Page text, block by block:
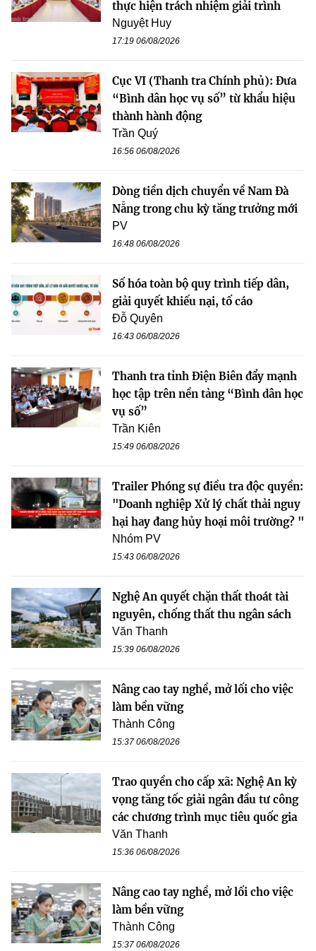
thực hiện trách nhiệm giải trình
Nguyệt Huy
17:19 06/08/2026
Cục VI (Thanh tra Chính phủ): Đưa
“Bình dân học vụ số” từ khẩu hiệu
thành hành động
Trần Quý
16:56 06/08/2026
Dòng tiền dịch chuyển về Nam Đà
Nẵng trong chu kỳ tăng trưởng mới
PV
16:48 06/08/2026
Số hóa toàn bộ quy trình tiếp dân,
giải quyết khiếu nại, tố cáo
Đỗ Quyên
16:43 06/08/2026
Thanh tra tỉnh Điện Biên đẩy mạnh
học tập trên nền tảng “Bình dân học
vụ số”
Trần Kiên
15:49 06/08/2026
Trailer Phóng sự điều tra độc quyền:
"Doanh nghiệp Xử lý chất thải nguy
hại hay đang hủy hoại môi trường? "
Nhóm PV
15:43 06/08/2026
Nghệ An quyết chặn thất thoát tài
nguyên, chống thất thu ngân sách
Văn Thanh
15:39 06/08/2026
Nâng cao tay nghề, mở lối cho việc
làm bền vững
Thành Công
15:37 06/08/2026
Trao quyền cho cấp xã: Nghệ An kỳ
vọng tăng tốc giải ngân đầu tư công
các chương trình mục tiêu quốc gia
Văn Thanh
15:36 06/08/2026
Nâng cao tay nghề, mở lối cho việc
làm bền vững
Thành Công
15:37 06/08/2026